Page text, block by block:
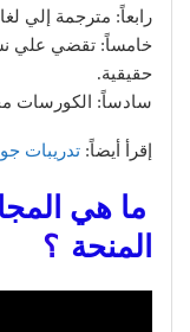
رابعاً: مترجمة إلي
خامساً: تقضي علي
حقيقية.
سادساً: الكورسات
إقرأ أيضاً: تدريبات
ما هي
المنحة ؟